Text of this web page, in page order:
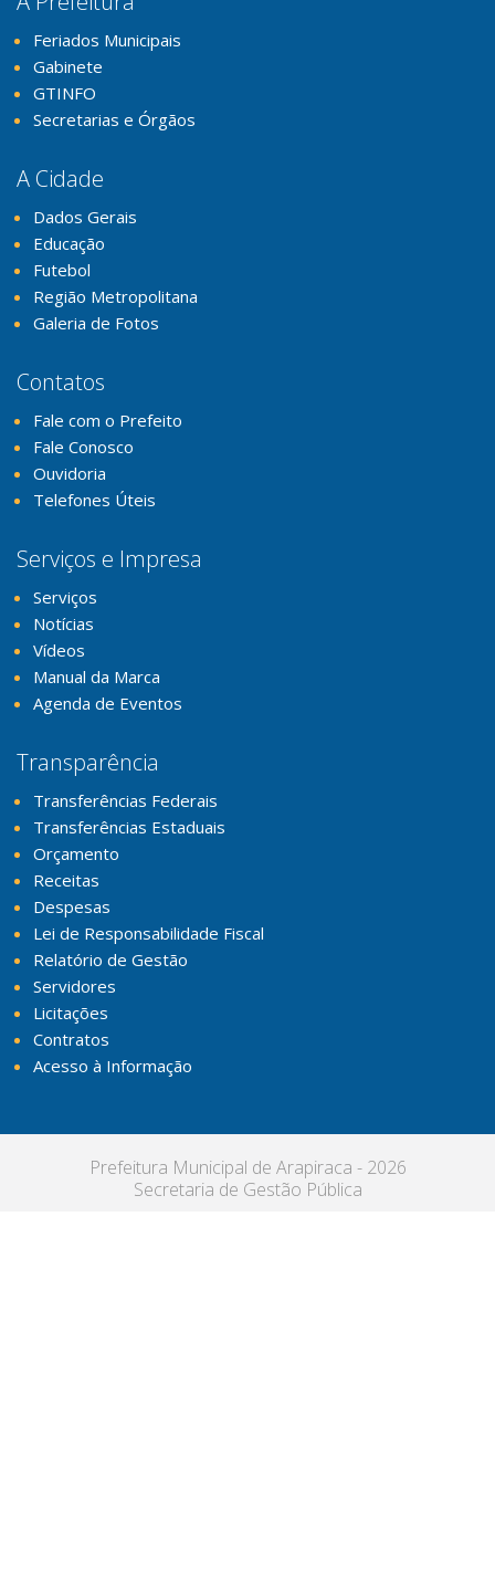
Feriados Municipais
Gabinete
GTINFO
Secretarias e Órgãos
A Cidade
Dados Gerais
Educação
Futebol
Região Metropolitana
Galeria de Fotos
Contatos
Fale com o Prefeito
Fale Conosco
Ouvidoria
Telefones Úteis
Serviços e Impresa
Serviços
Notícias
Vídeos
Manual da Marca
Agenda de Eventos
Transparência
Transferências Federais
Transferências Estaduais
Orçamento
Receitas
Despesas
Lei de Responsabilidade Fiscal
Relatório de Gestão
Servidores
Licitações
Contratos
Acesso à Informação
Prefeitura Municipal de Arapiraca - 2026
Secretaria de Gestão Pública